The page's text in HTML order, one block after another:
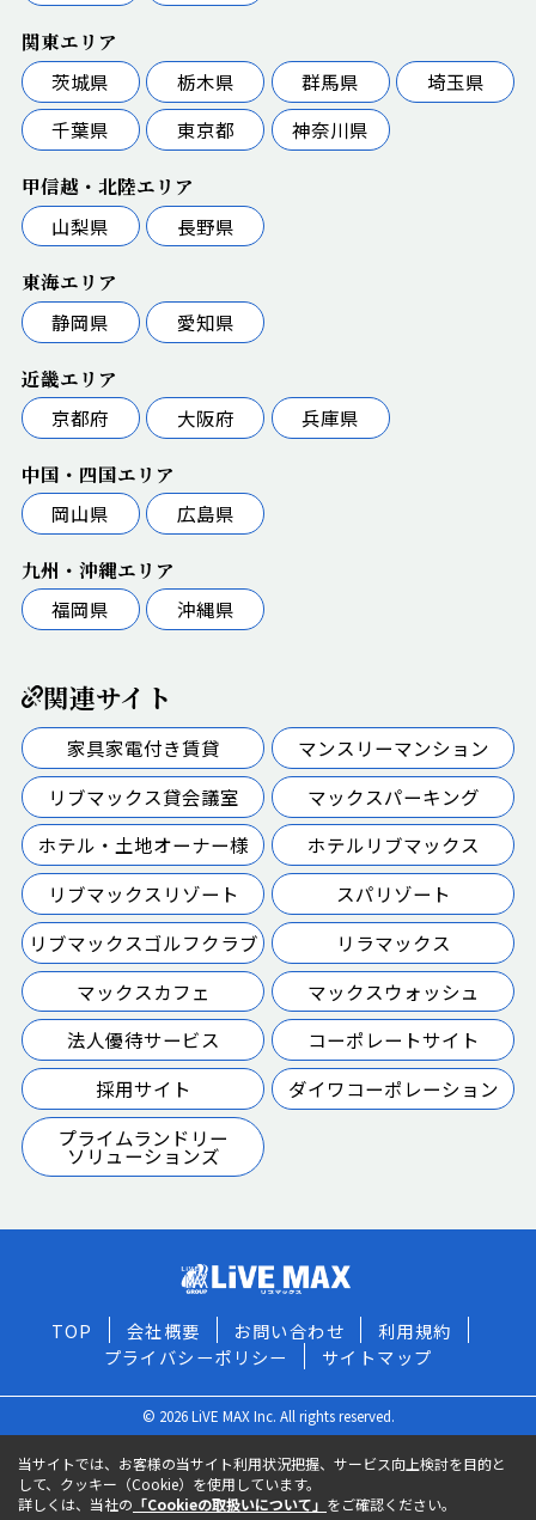
関東エリア
茨城県
栃木県 群馬県
埼玉県
千葉県
東京都 神奈川県
甲信越・北陸エリア
山梨県
長野県
東海エリア
静岡県
愛知県
近畿エリア
京都府
大阪府 兵庫県
中国・四国エリア
岡山県
広島県
九州・沖縄エリア
福岡県
沖縄県
関連サイト
家具家電付き賃貸
マンスリーマンション
リブマックス貸会議室
マックスパーキング
ホテル・土地オーナー様
ホテルリブマックス
リブマックスリゾート
スパリゾート
リブマックスゴルフクラブ
リラマックス
マックスカフェ
マックスウォッシュ
法人優待サービス
コーポレートサイト
採用サイト
ダイワコーポレーション
プライムランドリー
ソリューションズ
TOP 会社概要 お問い合わせ
利用規約
プライバシーポリシー
サイトマップ
© 2026 LiVE MAX Inc. All rights reserved.
当サイトでは、お客様の当サイト利用状況把握、サービス向上検討を目的と
して、クッキー（Cookie）を使用しています。
詳しくは、当社の 「Cookieの取扱いについて」 をご確認ください。